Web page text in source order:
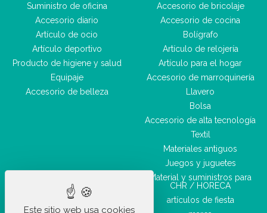
Suministro de oficina
Accesorio diario
Artículo de ocio
Artículo deportivo
Producto de higiene y salud
Equipaje
Accesorio de belleza
Accesorio de bricolaje
Accesorio de cocina
Bolígrafo
Artículo de relojería
Artículo para el hogar
Accesorio de marroquinería
Llavero
Bolsa
Accesorio de alta tecnología
Textil
Materiales antiguos
Juegos y juguetes
Material y suministros para
CHR / HORECA
artículos de fiesta
Este sitio web usa cookies